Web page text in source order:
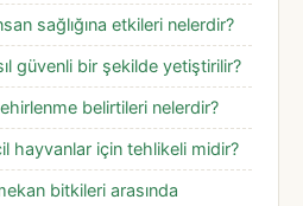
sağlığına etkileri nelerdir?
güvenli bir şekilde yetiştirilir?
belirtileri nelerdir?
hayvanlar için tehlikeli midir?
bitkileri arasında